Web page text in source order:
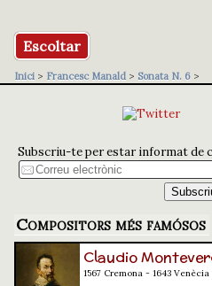
Escoltar
Inici > Francesc Manald > Sonata N. 6 >
Subscriu-te per estar informat de
Compositors més famósos
Claudio
1567 Cremona - 1643 Venècia